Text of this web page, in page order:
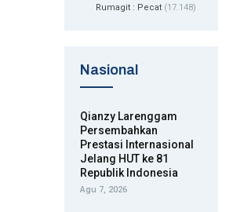
Rumagit : Pecat (17.148)
Nasional
Qianzy Larenggam
Persembahkan
Prestasi Internasional
Jelang HUT ke 81
Republik Indonesia
Agu 7, 2026